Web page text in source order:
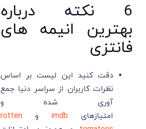
6 نکته درباره
بهترین انیمه های
فانتزی
دقت کنید این لیست بر اساس
نظرات کاربران از سراسر دنیا جمع
آوری شده و
امتیازهای imdb وrotten